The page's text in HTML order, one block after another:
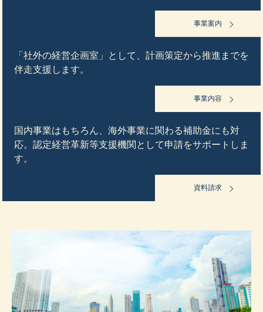
事業案内
「社外の経営企画室」として、計画策定から推進までを
伴走支援します。
事業内容
国内事業はもちろん、海外事業に関わる補助金にも対
応。認定経営革新等支援機関として申請をサポートしま
す。
資料請求